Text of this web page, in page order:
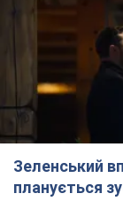
Зеленський
планується